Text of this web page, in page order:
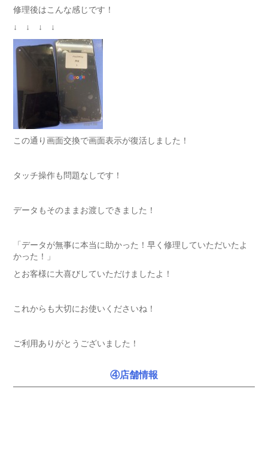
修理後はこんな感じです！
↓ ↓ ↓ ↓
この通り画面交換で画面表示が復活しました！
タッチ操作も問題なしです！
データもそのままお渡しできました！
「データが無事に本当に助かった！早く修理していただいたよ
かった！」
とお客様に大喜びしていただけましたよ！
これからも大切にお使いくださいね！
ご利用ありがとうございました！
④店舗情報